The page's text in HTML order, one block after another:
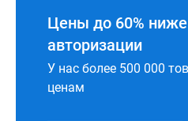
Цены до 60%
авторизации
У нас более 500 000
ценам